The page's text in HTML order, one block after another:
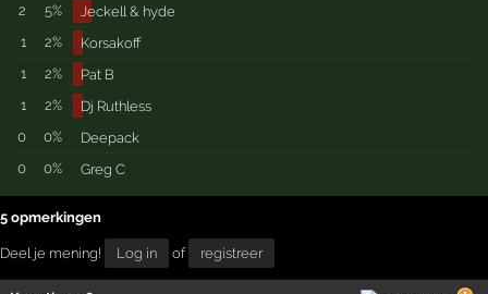
2
5%
Jeckell & hyde
1
2%
Korsakoff
1
2%
Pat B
1
2%
Dj Ruthless
0
0%
Deepack
0
0% Greg C
5 opmerkingen
Deel je mening! Log in of registreer